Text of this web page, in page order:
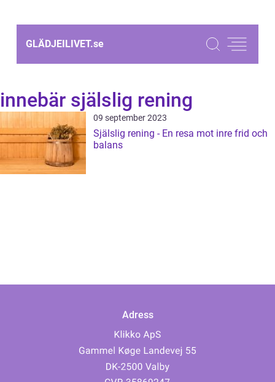
GLÄDJEILIVET.se
innebär själslig rening
09 september 2023
Själslig rening - En resa mot inre frid och
balans
Adress